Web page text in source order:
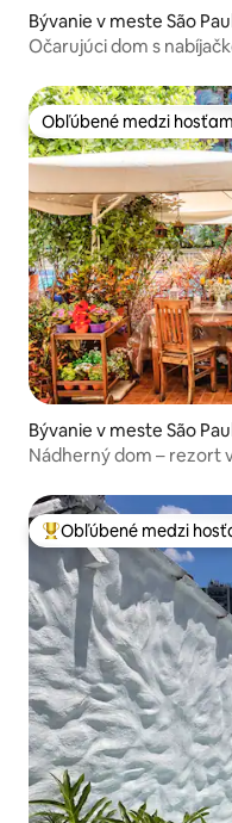
Bývanie v meste São
Očarujúci dom s
Obľúbené medzi
Obľúbené medzi
Bývanie v meste São
Nádherný dom – rezort
Najobľúbenejšie medzi
Obľúbené medzi